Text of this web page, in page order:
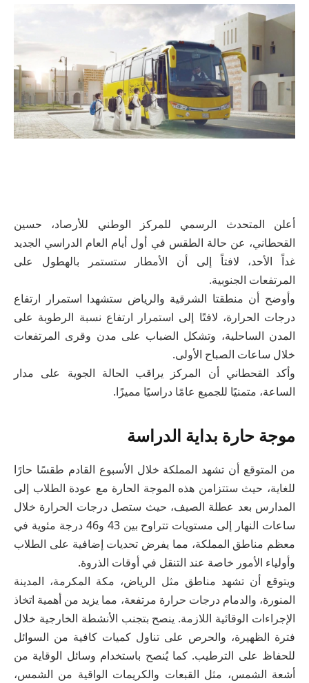
أعلن المتحدث الرسمي للمركز الوطني للأرصاد، حسين
القحطاني، عن حالة الطقس في أول أيام العام الدراسي الجديد
غداً الأحد، لافتاً إلى أن الأمطار ستستمر بالهطول على
المرتفعات الجنوبية.
وأوضح أن منطقتا الشرقية والرياض ستشهدا استمرار ارتفاع
درجات الحرارة، لافتًا إلى استمرار ارتفاع نسبة الرطوبة على
المدن الساحلية، وتشكل الضباب على مدن وقرى المرتفعات
خلال ساعات الصباح الأولى.
وأكد القحطاني أن المركز يراقب الحالة الجوية على مدار
الساعة، متمنيًا للجميع عامًا دراسيًا مميزًا.
موجة حارة بداية الدراسة
من المتوقع أن تشهد المملكة خلال الأسبوع القادم طقسًا حارًا
للغاية، حيث ستتزامن هذه الموجة الحارة مع عودة الطلاب إلى
المدارس بعد عطلة الصيف، حيث ستصل درجات الحرارة خلال
ساعات النهار إلى مستويات تتراوح بين 43 و46 درجة مئوية في
معظم مناطق المملكة، مما يفرض تحديات إضافية على الطلاب
وأولياء الأمور خاصة عند التنقل في أوقات الذروة.
ويتوقع أن تشهد مناطق مثل الرياض، مكة المكرمة، المدينة
المنورة، والدمام درجات حرارة مرتفعة، مما يزيد من أهمية اتخاذ
الإجراءات الوقائية اللازمة. ينصح بتجنب الأنشطة الخارجية خلال
فترة الظهيرة، والحرص على تناول كميات كافية من السوائل
للحفاظ على الترطيب. كما يُنصح باستخدام وسائل الوقاية من
أشعة الشمس، مثل القبعات والكريمات الواقية من الشمس،